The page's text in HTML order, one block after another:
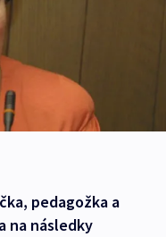
pedagožka a
na následky